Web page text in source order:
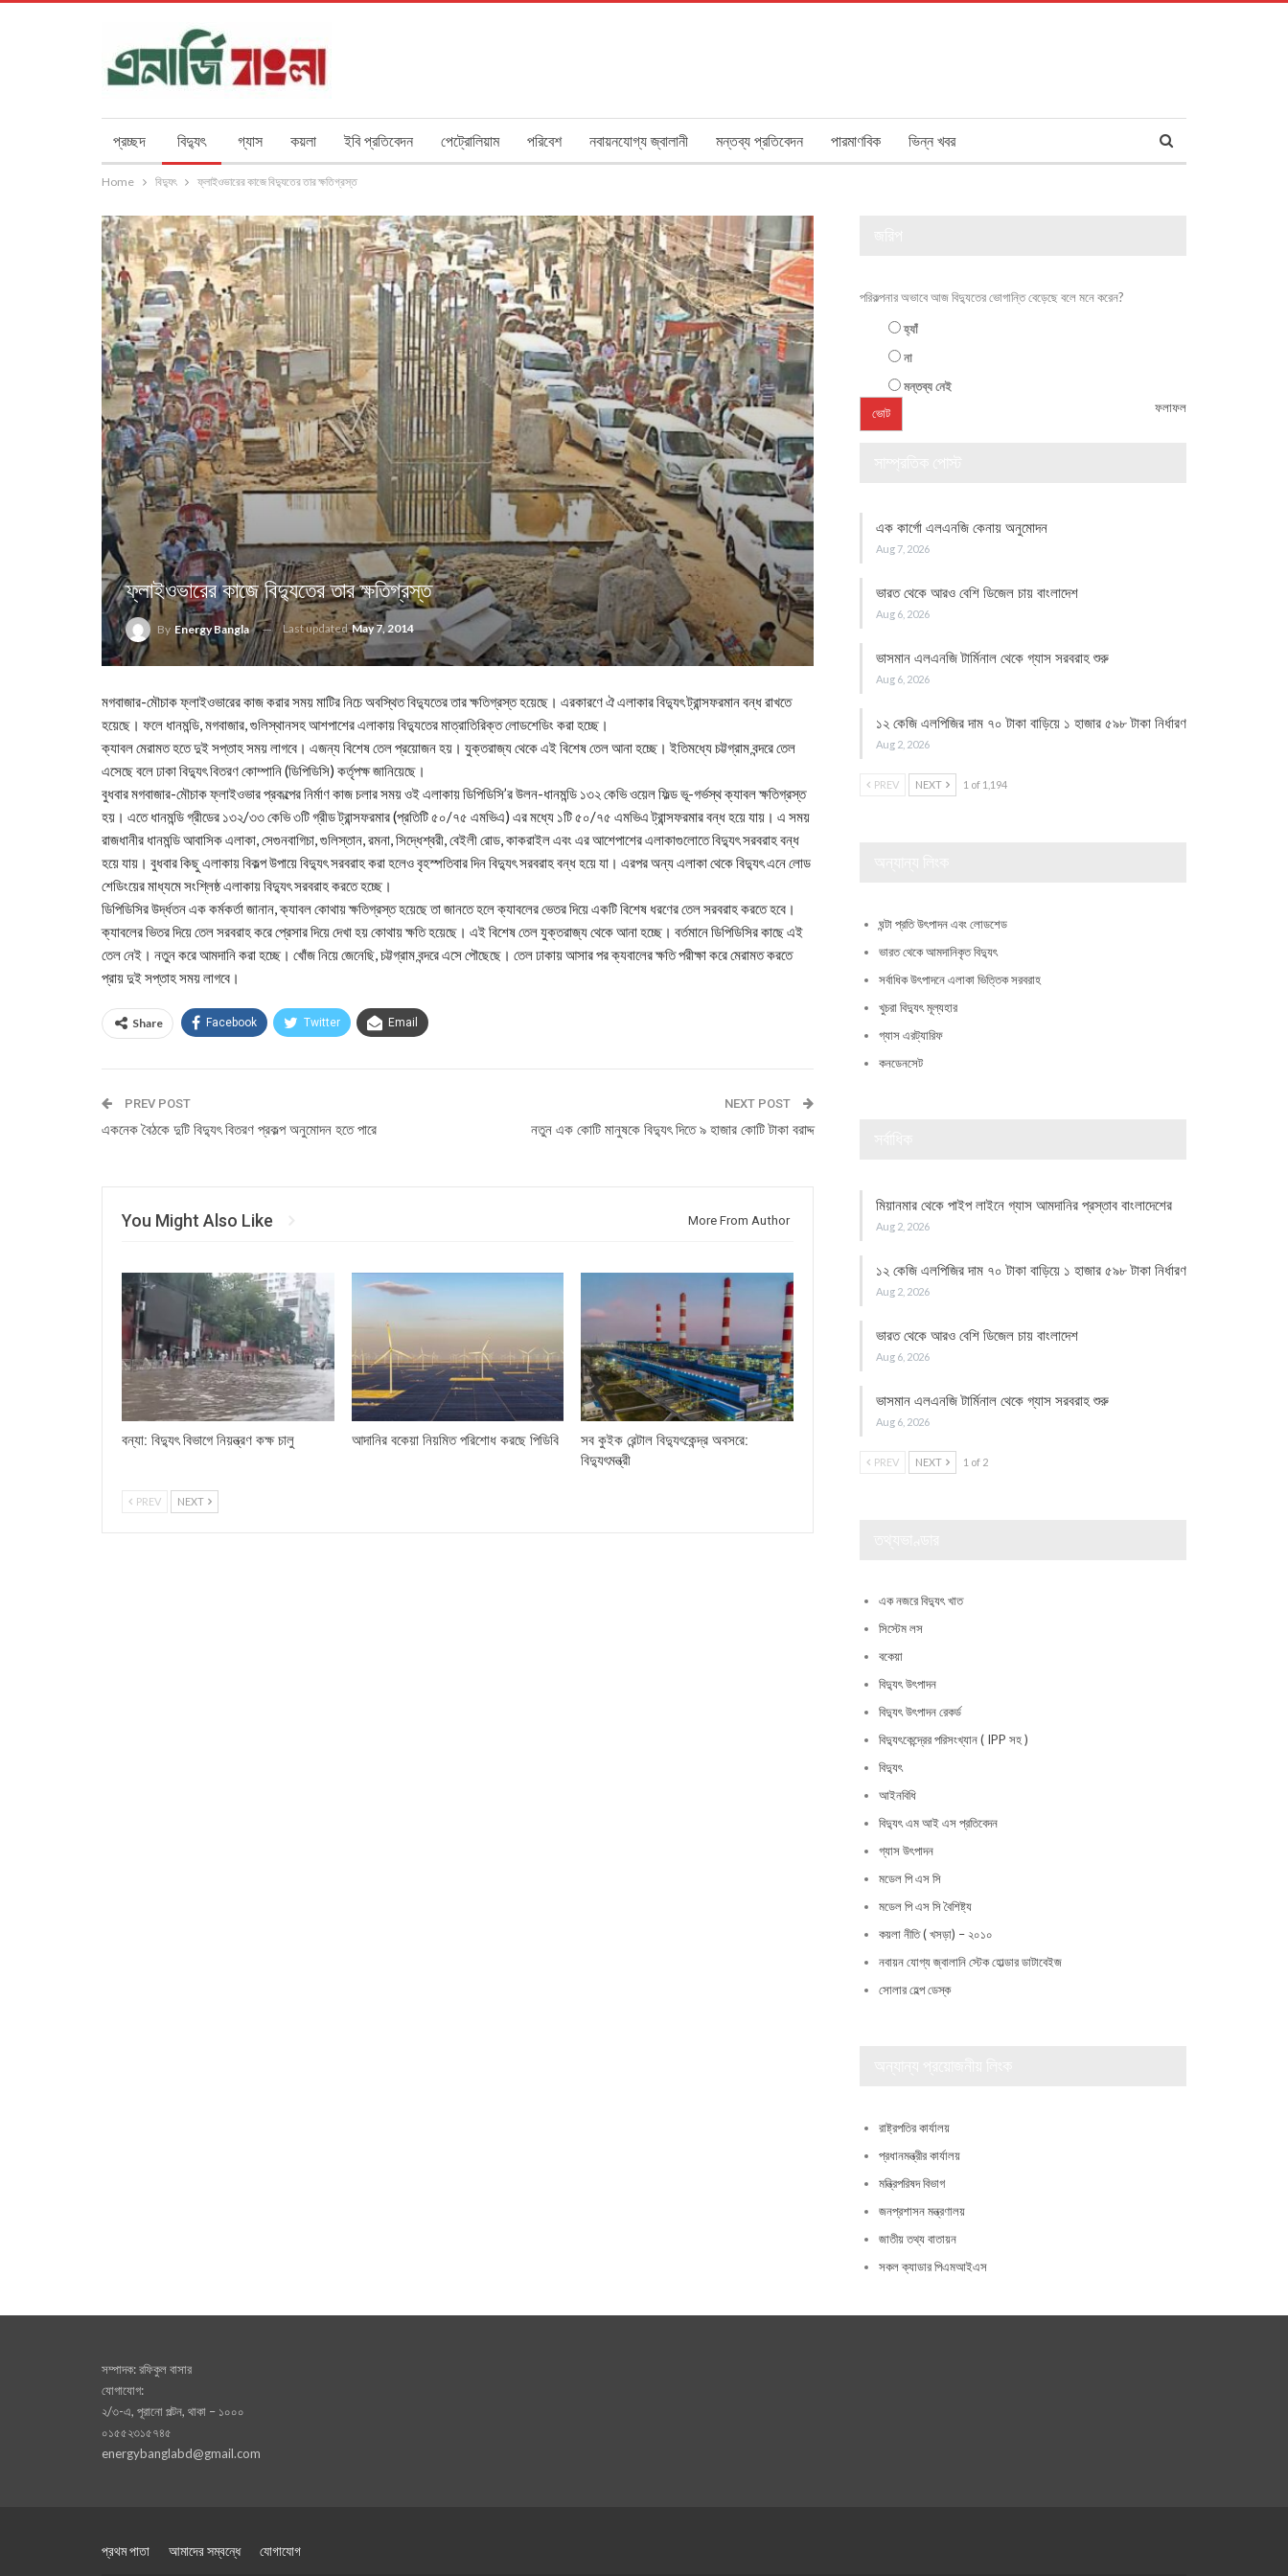
প্রচ্ছদ বিদ্যুৎ গ্যাস কয়লা ইবি প্রতিবেদন পেট্রোলিয়াম পরিবেশ নবায়নযোগ্য জ্বালানী মন্তব্য প্রতিবেদন পারমাণবিক ভিন্ন খবর
Home বিদ্যুৎ ফ্লাইওভারের কাজে বিদ্যুতের তার ক্ষতিগ্রস্ত
ফ্লাইওভারের কাজে বিদ্যুতের তার ক্ষতিগ্রস্ত
By Energy Bangla Last updatedMay 7, 2014
মগবাজার-মৌচাক ফ্লাইওভারের কাজ করার সময় মাটির নিচে অবস্থিত বিদ্যুতের তার ক্ষতিগ্রস্ত হয়েছে। এরকারণে ঐ এলাকার বিদ্যুৎ ট্রান্সফরমান বন্ধ রাখতে
হয়েছে। ফলে ধানমন্ডি, মগবাজার, গুলিস্থানসহ আশপাশের এলাকায় বিদ্যুতের মাত্রাতিরিক্ত লোডশেডিং করা হচ্ছে।
ক্যাবল মেরামত হতে দুই সপ্তাহ সময় লাগবে। এজন্য বিশেষ তেল প্রয়োজন হয়। যুক্তরাজ্য থেকে এই বিশেষ তেল আনা হচ্ছে। ইতিমধ্যে চট্টগ্রাম বন্দরে তেল
এসেছে বলে ঢাকা বিদ্যুৎ বিতরণ কোম্পানি (ডিপিডিসি) কর্তৃপক্ষ জানিয়েছে।
বুধবার মগবাজার-মৌচাক ফ্লাইওভার প্রকল্পের নির্মাণ কাজ চলার সময় ওই এলাকায় ডিপিডিসি’র উলন-ধানমন্ডি ১৩২ কেভি ওয়েল ফিল্ড ভূ-গর্ভস্থ ক্যাবল ক্ষতিগ্রস্ত
হয়। এতে ধানমন্ডি গ্রীডের ১৩২/৩৩ কেভি ৩টি গ্রীড ট্রান্সফরমার (প্রতিটি ৫০/৭৫ এমভিএ) এর মধ্যে ১টি ৫০/৭৫ এমভিএ ট্রান্সফরমার বন্ধ হয়ে যায়। এ সময়
রাজধানীর ধানমন্ডি আবাসিক এলাকা, সেগুনবাগিচা, গুলিস্তান, রমনা, সিদ্ধেশ্বরী, বেইলী রোড, কাকরাইল এবং এর আশেপাশের এলাকাগুলোতে বিদ্যুৎ সরবরাহ বন্ধ
হয়ে যায়। বুধবার কিছু এলাকায় বিকল্প উপায়ে বিদ্যুৎ সরবরাহ করা হলেও বৃহস্পতিবার দিন বিদ্যুৎ সরবরাহ বন্ধ হয়ে যা। এরপর অন্য এলাকা থেকে বিদ্যুৎ এনে লোড
শেডিংয়ের মাধ্যমে সংশ্লিষ্ঠ এলাকায় বিদ্যুৎ সরবরাহ করতে হচ্ছে।
ডিপিডিসির উর্দ্ধতন এক কর্মকর্তা জানান, ক্যাবল কোথায় ক্ষতিগ্রস্ত হয়েছে তা জানতে হলে ক্যাবলের ভেতর দিয়ে একটি বিশেষ ধরণের তেল সরবরাহ করতে হবে।
ক্যাবলের ভিতর দিয়ে তেল সরবরাহ করে প্রেসার দিয়ে দেখা হয় কোথায় ক্ষতি হয়েছে। এই বিশেষ তেল যুক্তরাজ্য থেকে আনা হচ্ছে। বর্তমানে ডিপিডিসির কাছে এই
তেল নেই। নতুন করে আমদানি করা হচ্ছে। খোঁজ নিয়ে জেনেছি, চট্টগ্রাম বন্দরে এসে পৌছেছে। তেল ঢাকায় আসার পর ক্যবালের ক্ষতি পরীক্ষা করে মেরামত করতে
প্রায় দুই সপ্তাহ সময় লাগবে।
Share Facebook Twitter Email
PREV POST
একনেক বৈঠকে দুটি বিদ্যুৎ বিতরণ প্রকল্প অনুমোদন হতে পারে
NEXT POST
নতুন এক কোটি মানুষকে বিদ্যুৎ দিতে ৯ হাজার কোটি টাকা বরাদ্দ
You Might Also Like More From Author
বন্যা: বিদ্যুৎ বিভাগে নিয়ন্ত্রণ কক্ষ চালু আদানির বকেয়া নিয়মিত পরিশোধ করছে পিডিবি
সব কুইক রেন্টাল বিদ্যুৎকেন্দ্র অবসরে:
বিদ্যুৎমন্ত্রী
PREV NEXT
পরিকল্পনার অভাবে আজ বিদ্যুতের ভোগান্তি বেড়েছে বলে মনে করেন?
হ্যাঁ
না
মন্তব্য নেই
ফলাফল
এক কার্গো এলএনজি কেনায় অনুমোদন
Aug 7, 2026
ভারত থেকে আরও বেশি ডিজেল চায় বাংলাদেশ
Aug 6, 2026
ভাসমান এলএনজি টার্মিনাল থেকে গ্যাস সরবরাহ শুরু
Aug 6, 2026
১২ কেজি এলপিজির দাম ৭০ টাকা বাড়িয়ে ১ হাজার ৫৯৮ টাকা নির্ধারণ
Aug 2, 2026
PREV NEXT 1 of 1,194
ঘন্টা প্রতি উৎপাদন এবং লোডশেড
ভারত থেকে আমদানিকৃত বিদ্যুৎ
সর্বাধিক উৎপাদনে এলাকা ভিত্তিক সরবরাহ
খুচরা বিদ্যুৎ মূল্যহার
গ্যাস এরট্যারিফ
কনডেনসেট
মিয়ানমার থেকে পাইপ লাইনে গ্যাস আমদানির প্রস্তাব বাংলাদেশের
Aug 2, 2026
১২ কেজি এলপিজির দাম ৭০ টাকা বাড়িয়ে ১ হাজার ৫৯৮ টাকা নির্ধারণ
Aug 2, 2026
ভারত থেকে আরও বেশি ডিজেল চায় বাংলাদেশ
Aug 6, 2026
ভাসমান এলএনজি টার্মিনাল থেকে গ্যাস সরবরাহ শুরু
Aug 6, 2026
PREV NEXT 1 of 2
এক নজরে বিদ্যুৎ খাত
সিস্টেম লস
বকেয়া
বিদ্যুৎ উৎপাদন
বিদ্যুৎ উৎপাদন রেকর্ড
বিদ্যুৎকেন্দ্রের পরিসংখ্যান ( IPP সহ )
বিদ্যুৎ
আইনবিধি
বিদ্যুৎ এম আই এস প্রতিবেদন
গ্যাস উৎপাদন
মডেল পি এস সি
মডেল পি এস সি বৈশিষ্ট্য
কয়লা নীতি ( খসড়া) – ২০১০
নবায়ন যোগ্য জ্বালানি স্টেক হোল্ডার ডাটাবেইজ
সোলার হেল্প ডেস্ক
রাষ্ট্রপতির কার্যালয়
প্রধানমন্ত্রীর কার্যালয়
মন্ত্রিপরিষদ বিভাগ
জনপ্রশাসন মন্ত্রণালয়
জাতীয় তথ্য বাতায়ন
সকল ক্যাডার পিএমআইএস
সম্পাদক: রফিকুল বাসার
যোগাযোগ:
২/৩-এ, পূরানো পল্টন, থাকা – ১০০০
০১৫৫২৩১৫৭৪৫
energybanglabd@gmail.com
প্রথম পাতা আমাদের সম্বন্ধে যোগাযোগ